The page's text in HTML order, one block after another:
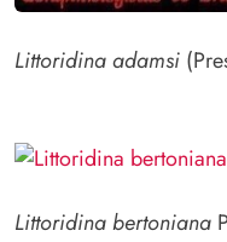
Littoridina adamsi
Littoridina bertoniana